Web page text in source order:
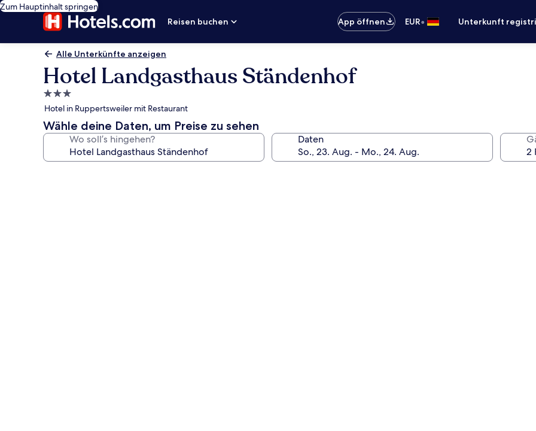
Zum Hauptinhalt springen
Reisen buchen
App öffnen EUR• Unterkunft
Alle Unterkünfte anzeigen
Hotel Landgasthaus Ständenhof
3.0-
Sterne-
Unterkunft
Hotel in Ruppertsweiler mit Restaurant
Wähle deine Daten, um Preise zu sehen
Wo soll’s hingehen? Daten